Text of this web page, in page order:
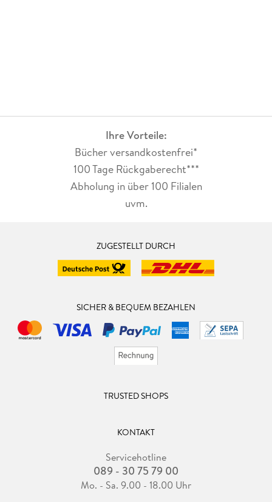
Ihre Vorteile:
Bücher versandkostenfrei*
100 Tage Rückgaberecht***
Abholung in über 100 Filialen
uvm.
ZUGESTELLT DURCH
SICHER & BEQUEM BEZAHLEN
TRUSTED SHOPS
KONTAKT
Servicehotline
089 - 30 75 79 00
Mo. - Sa. 9.00 - 18.00 Uhr